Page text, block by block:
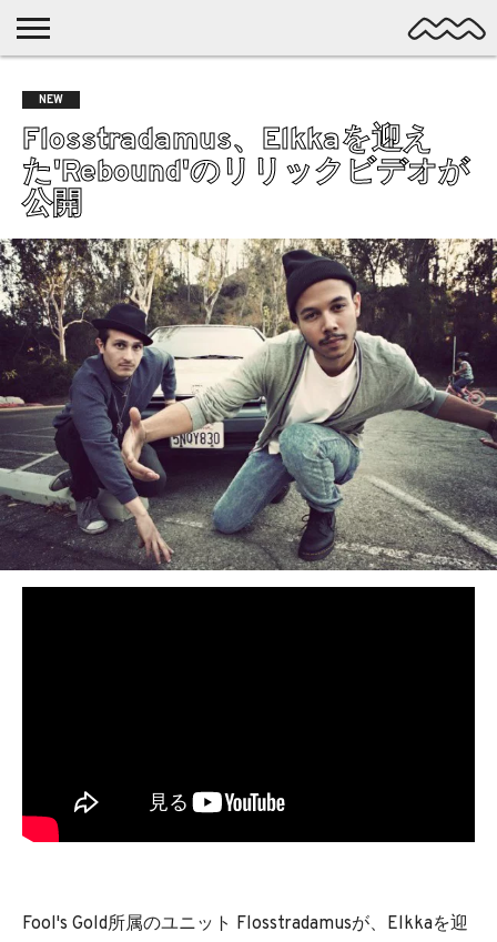
MUSIC
LATEST
POSTS
SPOTLIGHT
NYP
/ DL
DISCOVERY
ALTERNATIVE
ELECTRONIC
SSW
PSYCH
DREAMPOP
POSTPUNK
LO-
GARAGE
EXPERIMENTAL
SYNTHPOP
PUNK
SHOEGAZE
SOUL
BEDROOM
R&B
NEW
Flosstradamus、Elkkaを迎え
た'Rebound'のリリックビデオが
公開
Fool's Gold所属のユニット Flosstradamusが、Elkkaを迎